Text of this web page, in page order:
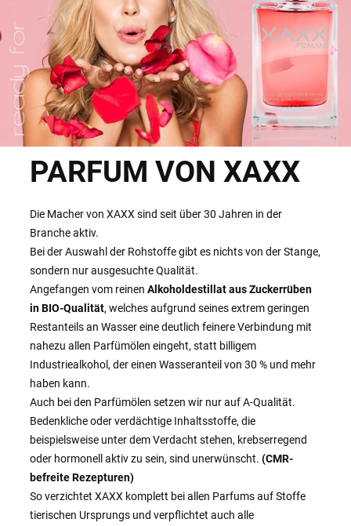
PARFUM VON XAXX
Die Macher von XAXX sind seit über 30 Jahren in der
Branche aktiv.
Bei der Auswahl der Rohstoffe gibt es nichts von der Stange,
sondern nur ausgesuchte Qualität.
Angefangen vom reinenAlkoholdestillat aus Zuckerrüben
in BIO-Qualität, welches aufgrund seines extrem geringen
Restanteils an Wasser eine deutlich feinere Verbindung mit
nahezu allen Parfümölen eingeht, statt billigem
Industriealkohol, der einen Wasseranteil von 30 % und mehr
haben kann.
Auch bei den Parfümölen setzen wir nur auf A-Qualität.
Bedenkliche oder verdächtige Inhaltsstoffe, die
beispielsweise unter dem Verdacht stehen, krebserregend
oder hormonell aktiv zu sein, sind unerwünscht.(CMR-
befreite Rezepturen)
So verzichtet XAXX komplett bei allen Parfums auf Stoffe
tierischen Ursprungs und verpflichtet auch alle